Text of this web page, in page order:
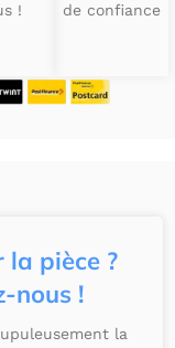
!
de confiance
la pièce ?
nous !
la